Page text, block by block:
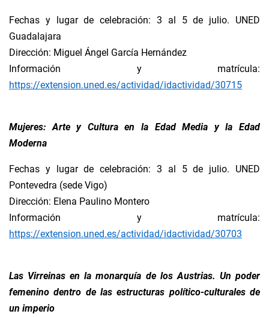
Fechas y lugar de celebración: 3 al 5 de julio. UNED
Guadalajara
Dirección: Miguel Ángel García Hernández
Información y matrícula:
https://extension.uned.es/actividad/idactividad/30715
Mujeres: Arte y Cultura en la Edad Media y la Edad
Moderna
Fechas y lugar de celebración: 3 al 5 de julio. UNED
Pontevedra (sede Vigo)
Dirección: Elena Paulino Montero
Información y matrícula:
https://extension.uned.es/actividad/idactividad/30703
Las Virreinas en la monarquía de los Austrias. Un poder
femenino dentro de las estructuras político-culturales de
un imperio